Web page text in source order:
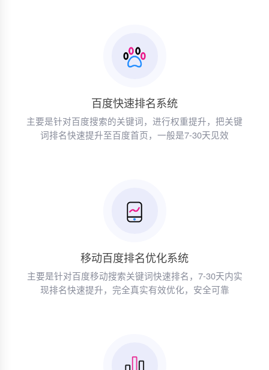
百度快速排名系统
主要是针对百度搜索的关键词，进行权重提升，把关键
词排名快速提升至百度首页，一般是7-30天见效
移动百度排名优化系统
主要是针对百度移动搜索关键词快速排名，7-30天内实
现排名快速提升，完全真实有效优化，安全可靠